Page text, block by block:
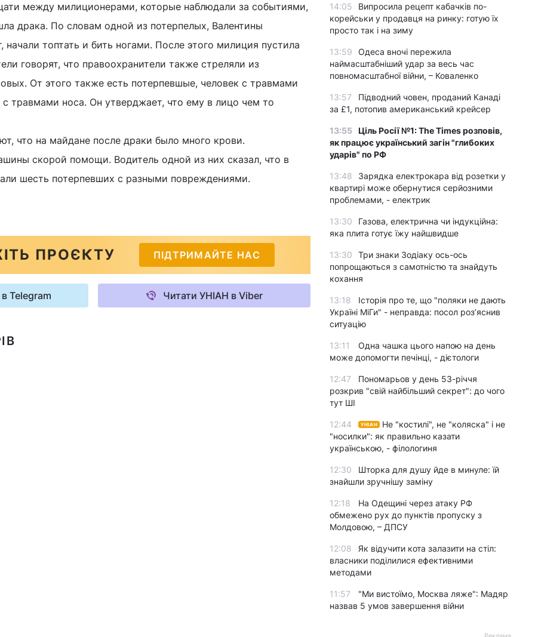
между милиционерами, которые наблюдали за событиями,
драка. По словам одной из потерпелых, Валентины
начали топтать и бить ногами. После этого милиция пустила
говорят, что правоохранители также стреляли из
От этого также есть потерпевшые, человек с травмами
травмами носа. Он утверджает, что ему в лицо чем то
что на майдане после драки было много крови.
скорой помощи. Водитель одной из них сказал, что в
шесть потерпевших с разными повреждениями.
ПРОЄКТУ ПІДТРИМАЙТЕ НАС
Telegram Читати УНІАН в Viber
14:05
Випросила рецепт кабачків по-
корейськи у продавця на ринку: готую їх
просто так і на зиму
13:59
Одеса вночі пережила
наймасштабніший удар за весь час
повномасштабної війни, – Коваленко
13:57
Підводний човен, проданий Канаді
за £1, потопив американський крейсер
13:55 Ціль Росії №1: The Times розповів,
як працює український загін "глибоких
ударів" по РФ
13:48
Зарядка електрокара від розетки у
квартирі може обернутися серйозними
проблемами, - електрик
13:30
Газова, електрична чи індукційна:
яка плита готує їжу найшвидше
13:30
Три знаки Зодіаку ось-ось
попрощаються з самотністю та знайдуть
кохання
13:18
Історія про те, що "поляки не дають
Україні МіГи" - неправда: посол роз’яснив
ситуацію
13:11
Одна чашка цього напою на день
може допомогти печінці, - дієтологи
12:47
Пономарьов у день 53-річчя
розкрив "свій найбільший секрет": до чого
тут ШІ
12:44 УНІАН
Не "костилі", не "коляска" і не
"носилки": як правильно казати
українською, - філологиня
12:30
Шторка для душу йде в минуле: їй
знайшли зручнішу заміну
12:18
На Одещині через атаку РФ
обмежено рух до пунктів пропуску з
Молдовою, – ДПСУ
12:08
Як відучити кота залазити на стіл:
власники поділилися ефективними
методами
11:57
"Ми вистоїмо, Москва ляже": Мадяр
назвав 5 умов завершення війни